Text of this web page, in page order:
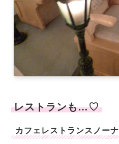
レストランも…♡
カフェレストランスノーナ